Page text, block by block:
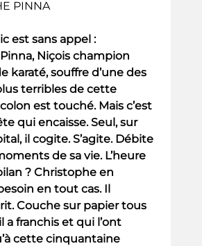
PINNA
est sans appel :
Niçois champion
karaté, souffre d’une des
terribles de cette
est touché. Mais c’est
qui encaisse. Seul, sur
il cogite. S’agite. Débite
de sa vie. L’heure
? Christophe en
en tout cas. Il
Couche sur papier tous
a franchis et qui l’ont
cette cinquantaine